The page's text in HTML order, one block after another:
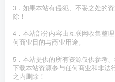
3．如果本站有侵犯、不妥之处的
除！
4．本站部分内容由互联网收集整
何商业目的与商业用途。
5．本站提供的所有资源仅供参考
下载本站资源参与任何商业和非法
之内删除！